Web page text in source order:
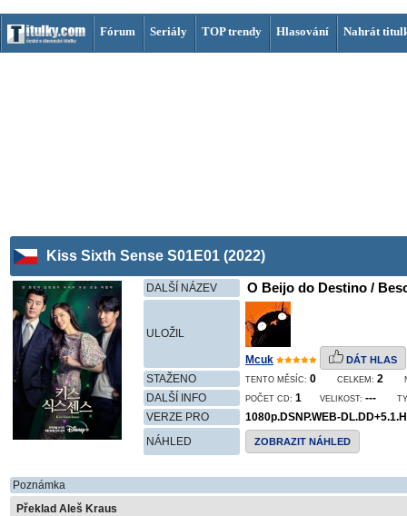
Fórum Seriály TOP trendy Hlasování Nahrát
Kiss Sixth Sense S01E01 (2022)
DALŠÍ NÁZEV O Beijo do Destino /
ULOŽIL
Mcuk DÁT HLAS
STAŽENO TENTO MĚSÍC: 0 CELKEM: 2
DALŠÍ INFO POČET CD: 1 VELIKOST: ---
VERZE PRO
1080p.DSNP.WEB-
NÁHLED
ZOBRAZIT NÁHLED
Poznámka
Překlad Aleš Kraus